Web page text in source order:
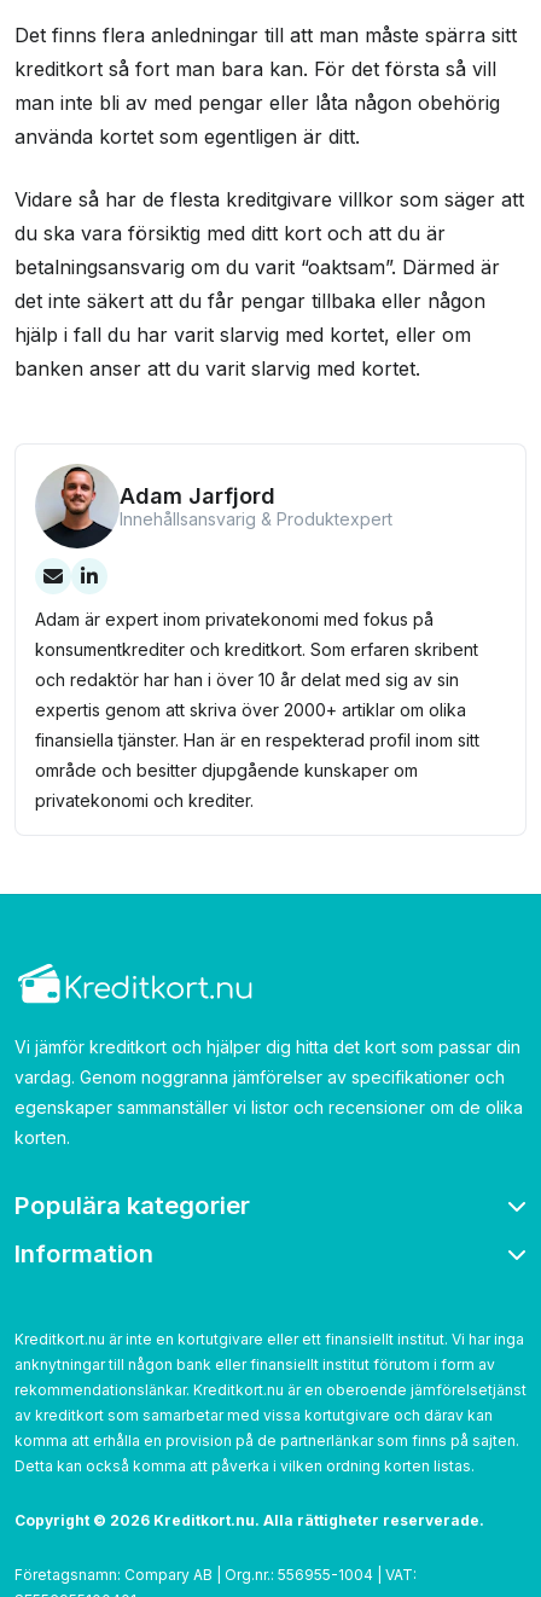
Det finns flera anledningar till att man måste spärra sitt
kreditkort så fort man bara kan. För det första så vill
man inte bli av med pengar eller låta någon obehörig
använda kortet som egentligen är ditt.
Vidare så har de flesta kreditgivare villkor som säger att
du ska vara försiktig med ditt kort och att du är
betalningsansvarig om du varit “oaktsam”. Därmed är
det inte säkert att du får pengar tillbaka eller någon
hjälp i fall du har varit slarvig med kortet, eller om
banken anser att du varit slarvig med kortet.
Adam Jarfjord
Innehållsansvarig & Produktexpert
Adam är expert inom privatekonomi med fokus på
konsumentkrediter och kreditkort. Som erfaren skribent
och redaktör har han i över 10 år delat med sig av sin
expertis genom att skriva över 2000+ artiklar om olika
finansiella tjänster. Han är en respekterad profil inom sitt
område och besitter djupgående kunskaper om
privatekonomi och krediter.
Vi jämför kreditkort och hjälper dig hitta det kort som passar din
vardag. Genom noggranna jämförelser av specifikationer och
egenskaper sammanställer vi listor och recensioner om de olika
korten.
Populära kategorier
Bonuskort
Cashback
Utan årsavgift
Utan UC
Information
Kontakta
Betygsättning
Cookies
Integritetspolicy
Användarvillkor
Kreditkort.nu är inte en kortutgivare eller ett finansiellt institut. Vi har inga
anknytningar till någon bank eller finansiellt institut förutom i form av
rekommendationslänkar. Kreditkort.nu är en oberoende jämförelsetjänst
av kreditkort som samarbetar med vissa kortutgivare och därav kan
komma att erhålla en provision på de partnerlänkar som finns på sajten.
Detta kan också komma att påverka i vilken ordning korten listas.‌
Copyright © 2026 Kreditkort.nu. Alla rättigheter reserverade.
Företagsnamn: Compary AB | Org.nr.: 556955-1004 | VAT: